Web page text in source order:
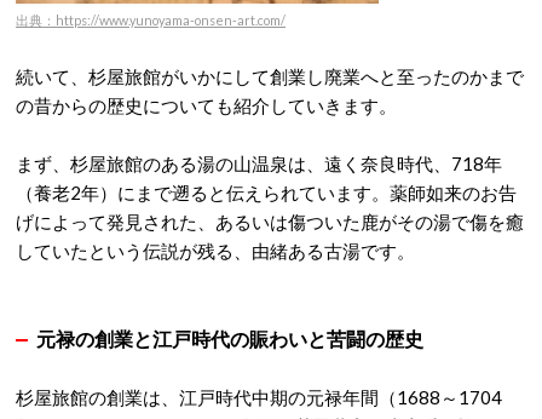
出典：https://www.yunoyama-onsen-art.com/
続いて、杉屋旅館がいかにして創業し廃業へと至ったのかまで
の昔からの歴史についても紹介していきます。
まず、杉屋旅館のある湯の山温泉は、遠く奈良時代、718年
（養老2年）にまで遡ると伝えられています。薬師如来のお告
げによって発見された、あるいは傷ついた鹿がその湯で傷を癒
していたという伝説が残る、由緒ある古湯です。
元禄の創業と江戸時代の賑わいと苦闘の歴史
杉屋旅館の創業は、江戸時代中期の元禄年間（1688～1704